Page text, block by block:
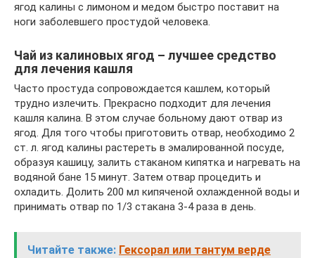
ягод калины с лимоном и медом быстро поставит на
ноги заболевшего простудой человека.
Чай из калиновых ягод – лучшее средство
для лечения кашля
Часто простуда сопровождается кашлем, который
трудно излечить. Прекрасно подходит для лечения
кашля калина. В этом случае больному дают отвар из
ягод. Для того чтобы приготовить отвар, необходимо 2
ст. л. ягод калины растереть в эмалированной посуде,
образуя кашицу, залить стаканом кипятка и нагревать на
водяной бане 15 минут. Затем отвар процедить и
охладить. Долить 200 мл кипяченой охлажденной воды и
принимать отвар по 1/3 стакана 3-4 раза в день.
Читайте также: Гексорал или тантум верде